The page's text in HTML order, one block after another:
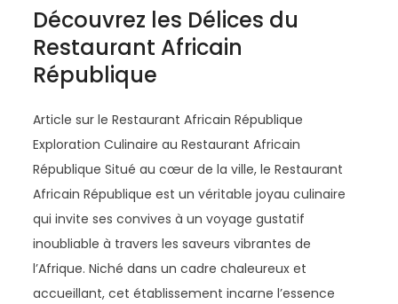
Découvrez les Délices du
Restaurant Africain
République
Article sur le Restaurant Africain République
Exploration Culinaire au Restaurant Africain
République Situé au cœur de la ville, le Restaurant
Africain République est un véritable joyau culinaire
qui invite ses convives à un voyage gustatif
inoubliable à travers les saveurs vibrantes de
l’Afrique. Niché dans un cadre chaleureux et
accueillant, cet établissement incarne l’essence